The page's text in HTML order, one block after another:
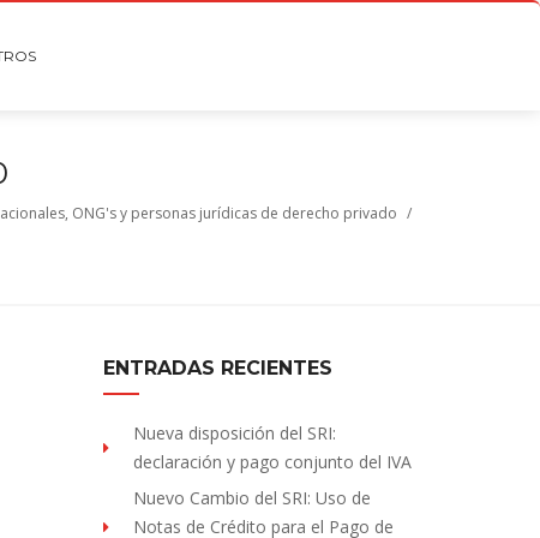
ONG's y personas jurídicas de derecho privado /
ENTRADAS RECIENTES
Nueva disposición del SRI:
declaración y pago conjunto del IVA
Nuevo Cambio del SRI: Uso de
Notas de Crédito para el Pago de